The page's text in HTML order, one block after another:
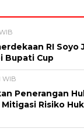
RI Soyo
Bupati Cup
WIB
Penerangan
Risiko